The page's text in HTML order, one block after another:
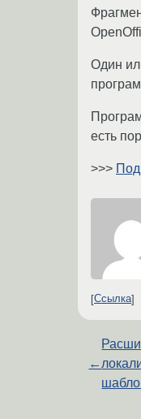
Один
есть
>>>
Ссылка
←